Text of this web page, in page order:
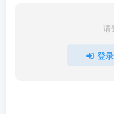
请
登录